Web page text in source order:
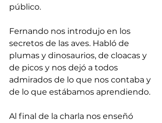
público.
Fernando nos introdujo en los
secretos de las aves. Habló de
plumas y dinosaurios, de cloacas y
de picos y nos dejó a todos
admirados de lo que nos contaba y
de lo que estábamos aprendiendo.
Al final de la charla nos enseñó